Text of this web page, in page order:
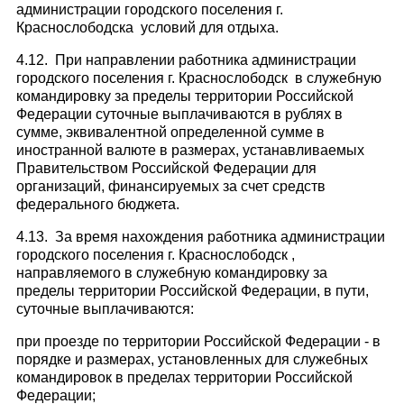
администрации городского поселения г.
Краснослободска условий для отдыха.
4.12. При направлении работника администрации
городского поселения г. Краснослободск в служебную
командировку за пределы территории Российской
Федерации суточные выплачиваются в рублях в
сумме, эквивалентной определенной сумме в
иностранной валюте в размерах, устанавливаемых
Правительством Российской Федерации для
организаций, финансируемых за счет средств
федерального бюджета.
4.13. За время нахождения работника администрации
городского поселения г. Краснослободск ,
направляемого в служебную командировку за
пределы территории Российской Федерации, в пути,
суточные выплачиваются:
при проезде по территории Российской Федерации - в
порядке и размерах, установленных для служебных
командировок в пределах территории Российской
Федерации;